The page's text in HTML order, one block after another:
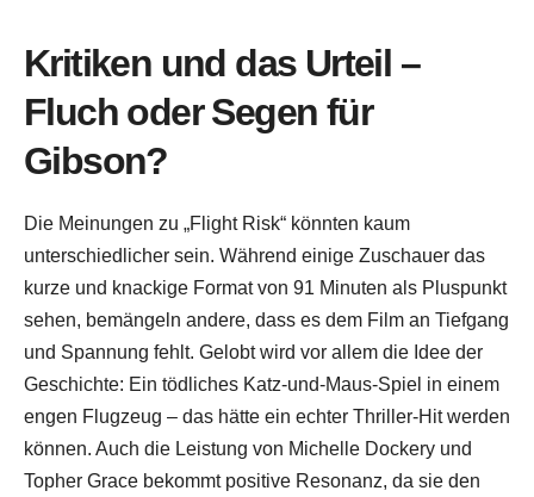
Kritiken und das Urteil –
Fluch oder Segen für
Gibson?
Die Meinungen zu „Flight Risk“ könnten kaum
unterschiedlicher sein. Während einige Zuschauer das
kurze und knackige Format von 91 Minuten als Pluspunkt
sehen, bemängeln andere, dass es dem Film an Tiefgang
und Spannung fehlt. Gelobt wird vor allem die Idee der
Geschichte: Ein tödliches Katz-und-Maus-Spiel in einem
engen Flugzeug – das hätte ein echter Thriller-Hit werden
können. Auch die Leistung von Michelle Dockery und
Topher Grace bekommt positive Resonanz, da sie den